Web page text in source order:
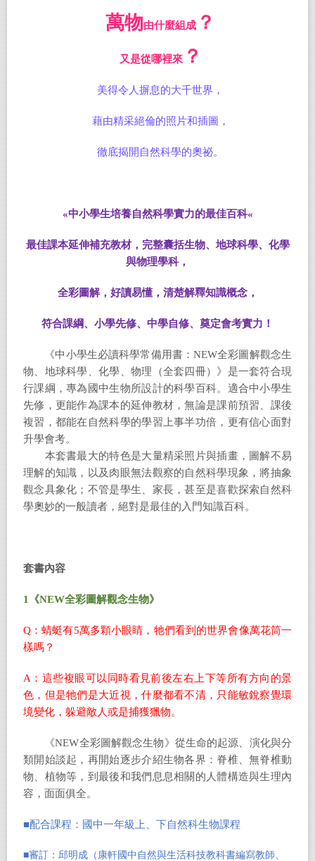
萬物由什麼組成 ？
又是從哪裡來？
美得令人摒息的大千世界，
藉由精采絕倫的照片和插圖，
徹底揭開自然科學的奧祕。
«中小學生培養自然科學實力的最佳百科«
最佳課本延伸補充教材，完整囊括生物、地球科學、化學
與物理學科，
全彩圖解，好讀易懂，清楚解釋知識概念，
符合課綱、小學先修、中學自修、奠定會考實力！
《中小學生必讀科學常備用書：NEW全彩圖解觀念生
物、地球科學、化學、物理（全套四冊）》是一套符合現
行課綱，專為國中生物所設計的科學百科。適合中小學生
先修，更能作為課本的延伸教材，無論是課前預習、課後
複習，都能在自然科學的學習上事半功倍，更有信心面對
升學會考。
本套書最大的特色是大量精采照片與插畫，圖解不易
理解的知識，以及肉眼無法觀察的自然科學現象，將抽象
觀念具象化；不管是學生、家長，甚至是喜歡探索自然科
學奧妙的一般讀者，絕對是最佳的入門知識百科。
套書內容
1 《NEW全彩圖解觀念生物》
Q：蜻蜓有5萬多顆小眼睛，牠們看到的世界會像萬花筒一
樣嗎？
A：這些複眼可以同時看見前後左右上下等所有方向的景
色，但是牠們是大近視，什麼都看不清，只能敏銳察覺環
境變化，躲避敵人或是捕獲獵物。
《NEW全彩圖解觀念生物》從生命的起源、演化與分
類開始談起，再開始逐步介紹生物各界：脊椎、無脊椎動
物、植物等，到最後和我們息息相關的人體構造與生理內
容，面面俱全。
■配合課程：國中一年級上、下自然科生物課程
■審訂：邱明成（康軒國中自然與生活科技教科書編寫教師、